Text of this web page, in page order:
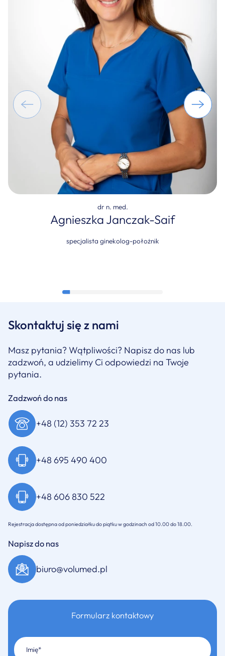
dr n. med.
Agnieszka Janczak-Saif
specjalista ginekolog-położnik
Skontaktuj się z nami
Masz pytania? Wątpliwości? Napisz do nas lub
zadzwoń, a udzielimy Ci odpowiedzi na Twoje
pytania.
Zadzwoń do nas
+48 (12) 353 72 23
+48 695 490 400
+48 606 830 522
Rejestracja dostępna od poniedziałku do piątku w godzinach od 10.00 do 18.00.
Napisz do nas
biuro@volumed.pl
Formularz kontaktowy